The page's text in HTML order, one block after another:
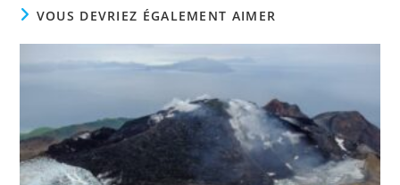
VOUS DEVRIEZ ÉGALEMENT AIMER